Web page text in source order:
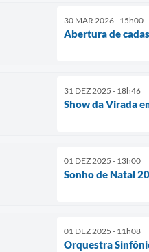
30 MAR 2026 - 15h00
Abertura de
31 DEZ 2025 - 18h46
Show da Virada
01 DEZ 2025 - 13h00
Sonho de Natal
01 DEZ 2025 - 11h08
Orquestra